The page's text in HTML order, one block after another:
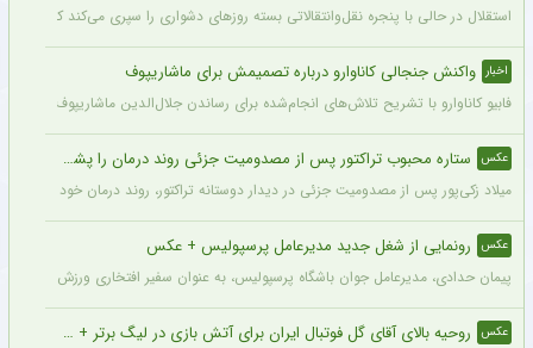
استقلال در حالی با پنجره نقل‌وانتقالاتی بسته روزهای دشواری را سپری می‌کند که در
اخبار واکنش جنجالی کاناوارو درباره تصمیمش برای ماشاریپوف
فابیو کاناوارو با تشریح تلاش‌های انجام‌شده برای رساندن جلال‌الدین ماشاریپوف به
عکس ستاره محبوب تراکتور پس از مصدومیت جزئی روند درمان را پشت سر گذاشت + عکس
میلاد زکی‌پور پس از مصدومیت جزئی در دیدار دوستانه تراکتور، روند درمان خود را
عکس رونمایی از شغل جدید مدیرعامل پرسپولیس + عکس
پیمان حدادی، مدیرعامل جوان باشگاه پرسپولیس، به عنوان سفیر افتخاری ورزش چوگان
عکس روحیه بالای آقای گل فوتبال ایران برای آتش بازی در لیگ برتر + عکس